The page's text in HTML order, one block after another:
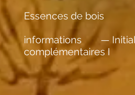
Essences de bois
informations
complémentaires I
—